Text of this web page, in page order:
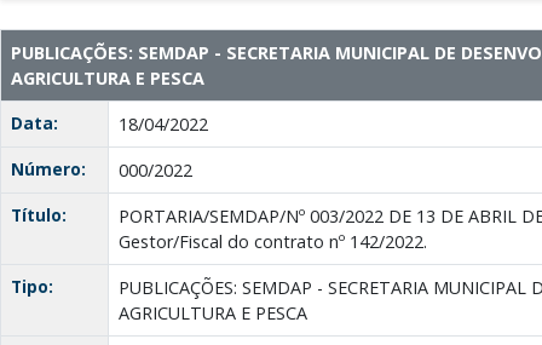
PUBLICAÇÕES: SEMDAP - SECRETARIA MUNICIPAL DE
AGRICULTURA E PESCA
Data:
18/04/2022
Número:
000/2022
Título:
PORTARIA/SEMDAP/Nº 003/2022 DE 13 DE ABRIL
Gestor/Fiscal do contrato nº 142/2022.
Tipo:
PUBLICAÇÕES: SEMDAP - SECRETARIA MUNICIPAL
AGRICULTURA E PESCA